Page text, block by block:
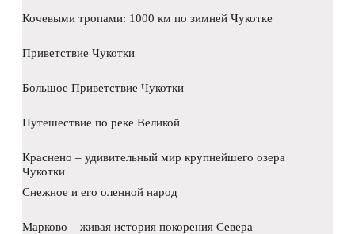
Кочевыми тропами: 1000 км по зимней Чукотке
Приветствие Чукотки
Большое Приветствие Чукотки
Путешествие по реке Великой
Краснено – удивительный мир крупнейшего озера
Чукотки
Снежное и его оленной народ
Марково – живая история покорения Севера